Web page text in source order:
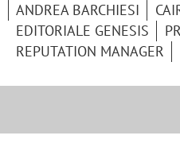
ANDREA BARCHIESI
EDITORIALE GENESIS
REPUTATION MANAGER